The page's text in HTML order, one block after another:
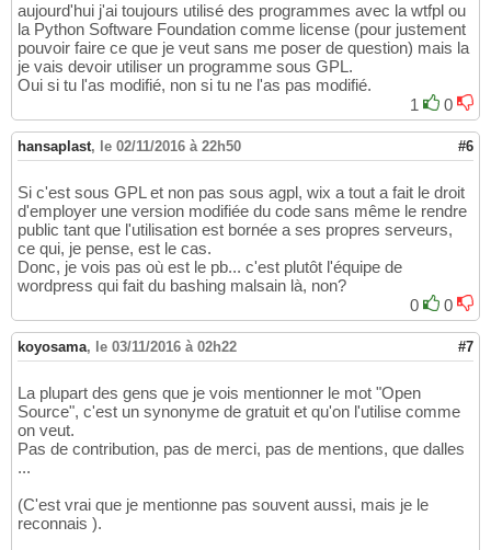
aujourd'hui j'ai toujours utilisé des programmes avec la wtfpl ou
la Python Software Foundation comme license (pour justement
pouvoir faire ce que je veut sans me poser de question) mais la
je vais devoir utiliser un programme sous GPL.
Oui si tu l'as modifié, non si tu ne l'as pas modifié.
1
0
hansaplast, le 02/11/2016 à 22h50 #6
Si c'est sous GPL et non pas sous agpl, wix a tout a fait le droit
d'employer une version modifiée du code sans même le rendre
public tant que l'utilisation est bornée a ses propres serveurs,
ce qui, je pense, est le cas.
Donc, je vois pas où est le pb... c'est plutôt l'équipe de
wordpress qui fait du bashing malsain là, non?
0
0
koyosama, le 03/11/2016 à 02h22 #7
La plupart des gens que je vois mentionner le mot "Open
Source", c'est un synonyme de gratuit et qu'on l'utilise comme
on veut.
Pas de contribution, pas de merci, pas de mentions, que dalles
...
(C'est vrai que je mentionne pas souvent aussi, mais je le
reconnais ).